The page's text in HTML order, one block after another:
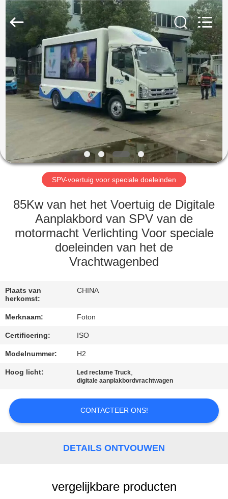
HUIS
PRODUCTEN
ONGEVEER
FABRIEKSREIS
KWALITEITSCONTROLE
CONTACTEER
OM EEN
CITAAT
PRIVACYBELEID
ZHENGZHOU
COOPER
INDUSTRY
CO.,
LTD..
Reserved.
SPV-voertuig voor speciale doeleinden
85Kw van het het Voertuig de Digitale
Aanplakbord van SPV van de
motormacht Verlichting Voor speciale
doeleinden van het de
Vrachtwagenbed
Plaats van
herkomst:
CHINA
Merknaam: Foton
Certificering: ISO
Modelnummer: H2
Hoog licht: Led reclame Truck,
digitale aanplakbordvrachtwagen
CONTACTEER ONS!
DETAILS ONTVOUWEN
vergelijkbare producten